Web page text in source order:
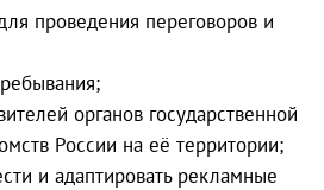
проведения переговоров и
органов государственной
России на её территории;
и адаптировать рекламные